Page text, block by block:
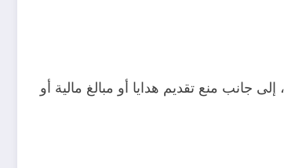
جانب منع تقديم هدايا أو مبالغ مالية أو